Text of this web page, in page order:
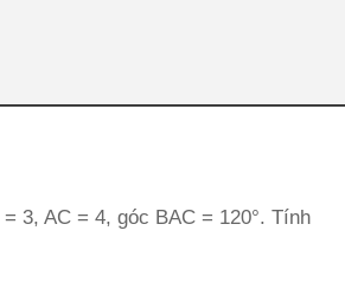
3, AC = 4, góc BAC = 120°. Tính